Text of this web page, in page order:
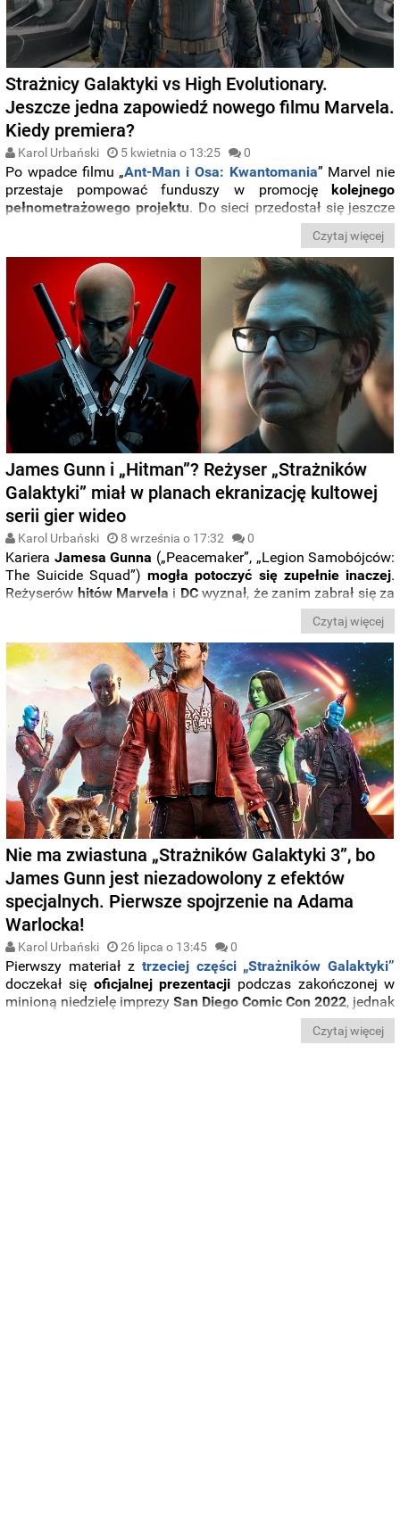
Strażnicy Galaktyki vs High Evolutionary.
Jeszcze jedna zapowiedź nowego filmu Marvela.
Kiedy premiera?
Karol Urbański 5 kwietnia o 13:25 0
Po wpadce filmu „Ant-Man i Osa: Kwantomania” Marvel nie
przestaje pompować funduszy w promocjękolejnego
pełnometrażowego projektu. Do sieci przedostał się jeszcze
uwielbianego przez
autorstwa James Gunna.
Czytaj więcej
James Gunn i „Hitman”? Reżyser „Strażników
Galaktyki” miał w planach ekranizację kultowej
serii gier wideo
Karol Urbański 8 września o 17:32 0
Kariera Jamesa Gunna („Peacemaker”, „Legion Samobójców:
The Suicide Squad”)mogła potoczyć się zupełnie inaczej.
Reżyserów hitów Marvela i DCwyznał, że zanim zabrał się za
, chciał przenieść na duży
serii gier „Hitman”. Jeśli to
by mu się udało, twórca najprawdopodobniejnie zagrzałby
miejsca w MCU.
Czytaj więcej
Nie ma zwiastuna „Strażników Galaktyki 3”, bo
James Gunn jest niezadowolony z efektów
specjalnych. Pierwsze spojrzenie na Adama
Warlocka!
Karol Urbański 26 lipca o 13:45 0
Pierwszy materiał z trzeciej części „Strażników Galaktyki”
doczekał się oficjalnej prezentacji podczas zakończonej w
minioną niedzielę imprezySan Diego Comic Con 2022, jednak
niezadowolenia z powodu
. Jak się okazuje, z
Czytaj więcej